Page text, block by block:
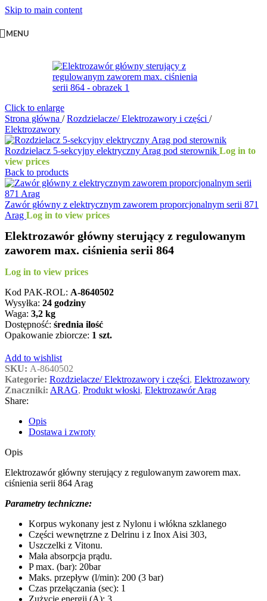
Skip to main content
MENU
Click to enlarge
Strona główna / Rozdzielacze/ Elektrozawory i części /
Elektrozawory
Rozdzielacz 5-sekcyjny elektryczny Arag pod sterownik Log in to
view prices
Back to products
Zawór główny z elektrycznym zaworem proporcjonalnym serii 871
Arag Log in to view prices
Elektrozawór główny sterujący z regulowanym
zaworem max. ciśnienia serii 864
Log in to view prices
Kod PAK-ROL: A-8640502
Wysyłka: 24 godziny
Waga: 3,2 kg
Dostępność: średnia ilość
Opakowanie zbiorcze: 1 szt.
Add to wishlist
SKU: A-8640502
Kategorie: Rozdzielacze/ Elektrozawory i części, Elektrozawory
Znaczniki: ARAG, Produkt włoski, Elektrozawór Arag
Share:
Opis
Dostawa i zwroty
Opis
Elektrozawór główny sterujący z regulowanym zaworem max.
ciśnienia serii 864 Arag
Parametry techniczne:
Korpus wykonany jest z Nylonu i włókna szklanego
Części wewnętrzne z Delrinu i z Inox Aisi 303,
Uszczelki z Vitonu.
Mała absorpcja prądu.
P max. (bar): 20bar
Maks. przepływ (l/min): 200 (3 bar)
Czas przełączania (sec): 1